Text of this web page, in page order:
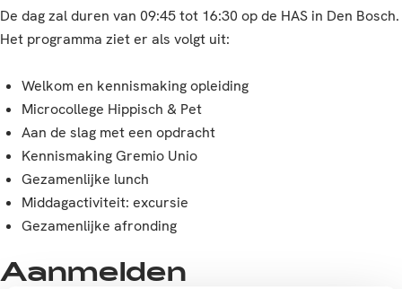
De dag zal duren van 09:45 tot 16:30 op de HAS in Den Bosch.
Het programma ziet er als volgt uit:
Welkom en kennismaking opleiding
Microcollege Hippisch & Pet
Aan de slag met een opdracht
Kennismaking Gremio Unio
Gezamenlijke lunch
Middagactiviteit: excursie
Gezamenlijke afronding
Aanmelden